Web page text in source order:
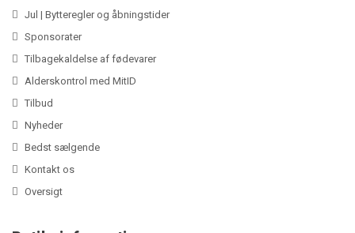
Jul | Bytteregler og åbningstider
Sponsorater
Tilbagekaldelse af fødevarer
Alderskontrol med MitID
Tilbud
Nyheder
Bedst sælgende
Kontakt os
Oversigt